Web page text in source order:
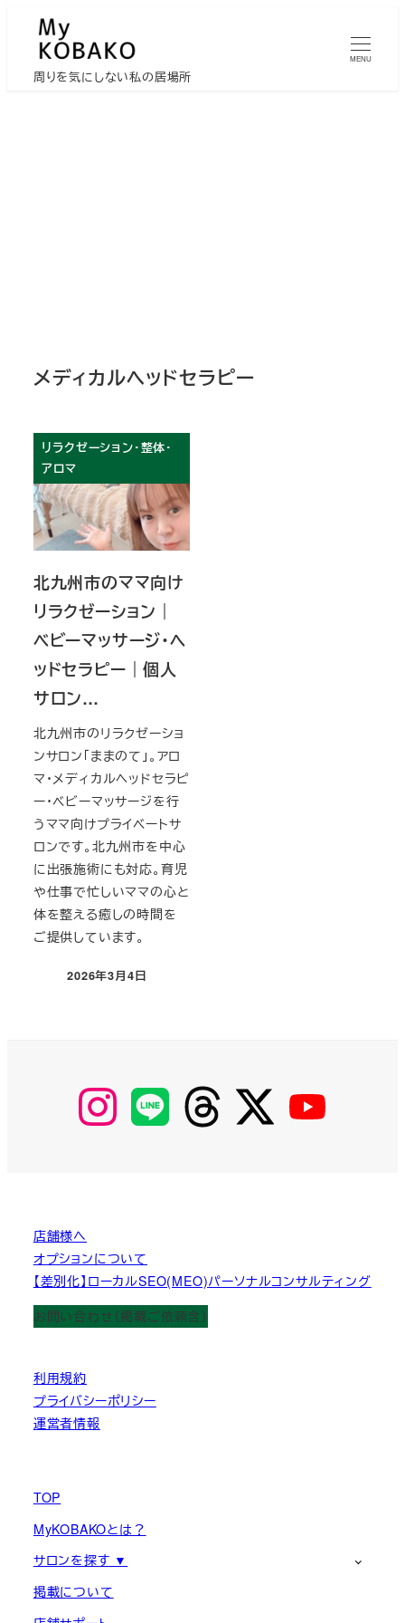
周りを気にしない私の居場所
MENU
メディカルヘッドセラピー
リラクゼーション・整体・
アロマ
北九州市のママ向け
リラクゼーション｜
ベビーマッサージ・ヘ
ッドセラピー｜個人
サロン…
北九州市のリラクゼーショ
ンサロン「ままのて」。アロ
マ・メディカルヘッドセラピ
ー・ベビーマッサージを行
うママ向けプライベートサ
ロンです。北九州市を中心
に出張施術にも対応。育児
や仕事で忙しいママの心と
体を整える癒しの時間を
ご提供しています。
投稿日
2026年3月4日
【Instagram】
MyKOBAKO
【LINE】 【threads】 【Twitter】
店舗様へ
オプションについて
【差別化】ローカルSEO(MEO)パーソナルコンサルティング
お問い合わせ（掲載ご依頼含）
利用規約
プライバシーポリシー
運営者情報
TOP
MyKOBAKOとは？
サロンを探す ▼
掲載について